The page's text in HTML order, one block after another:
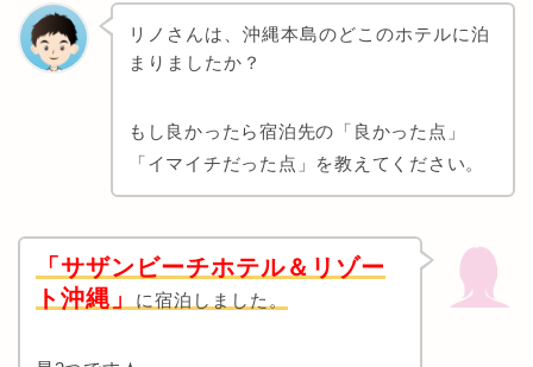
リノさんは、沖縄本島のどこのホテルに泊
まりましたか？
もし良かったら宿泊先の「良かった点」
「イマイチだった点」を教えてください。
「 サザンビーチホテル＆リゾー
ト沖縄」
に宿泊しました。